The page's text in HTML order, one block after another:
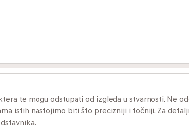
te mogu odstupati od izgleda u stvarnosti. Ne
istih nastojimo biti što precizniji i točniji. Za